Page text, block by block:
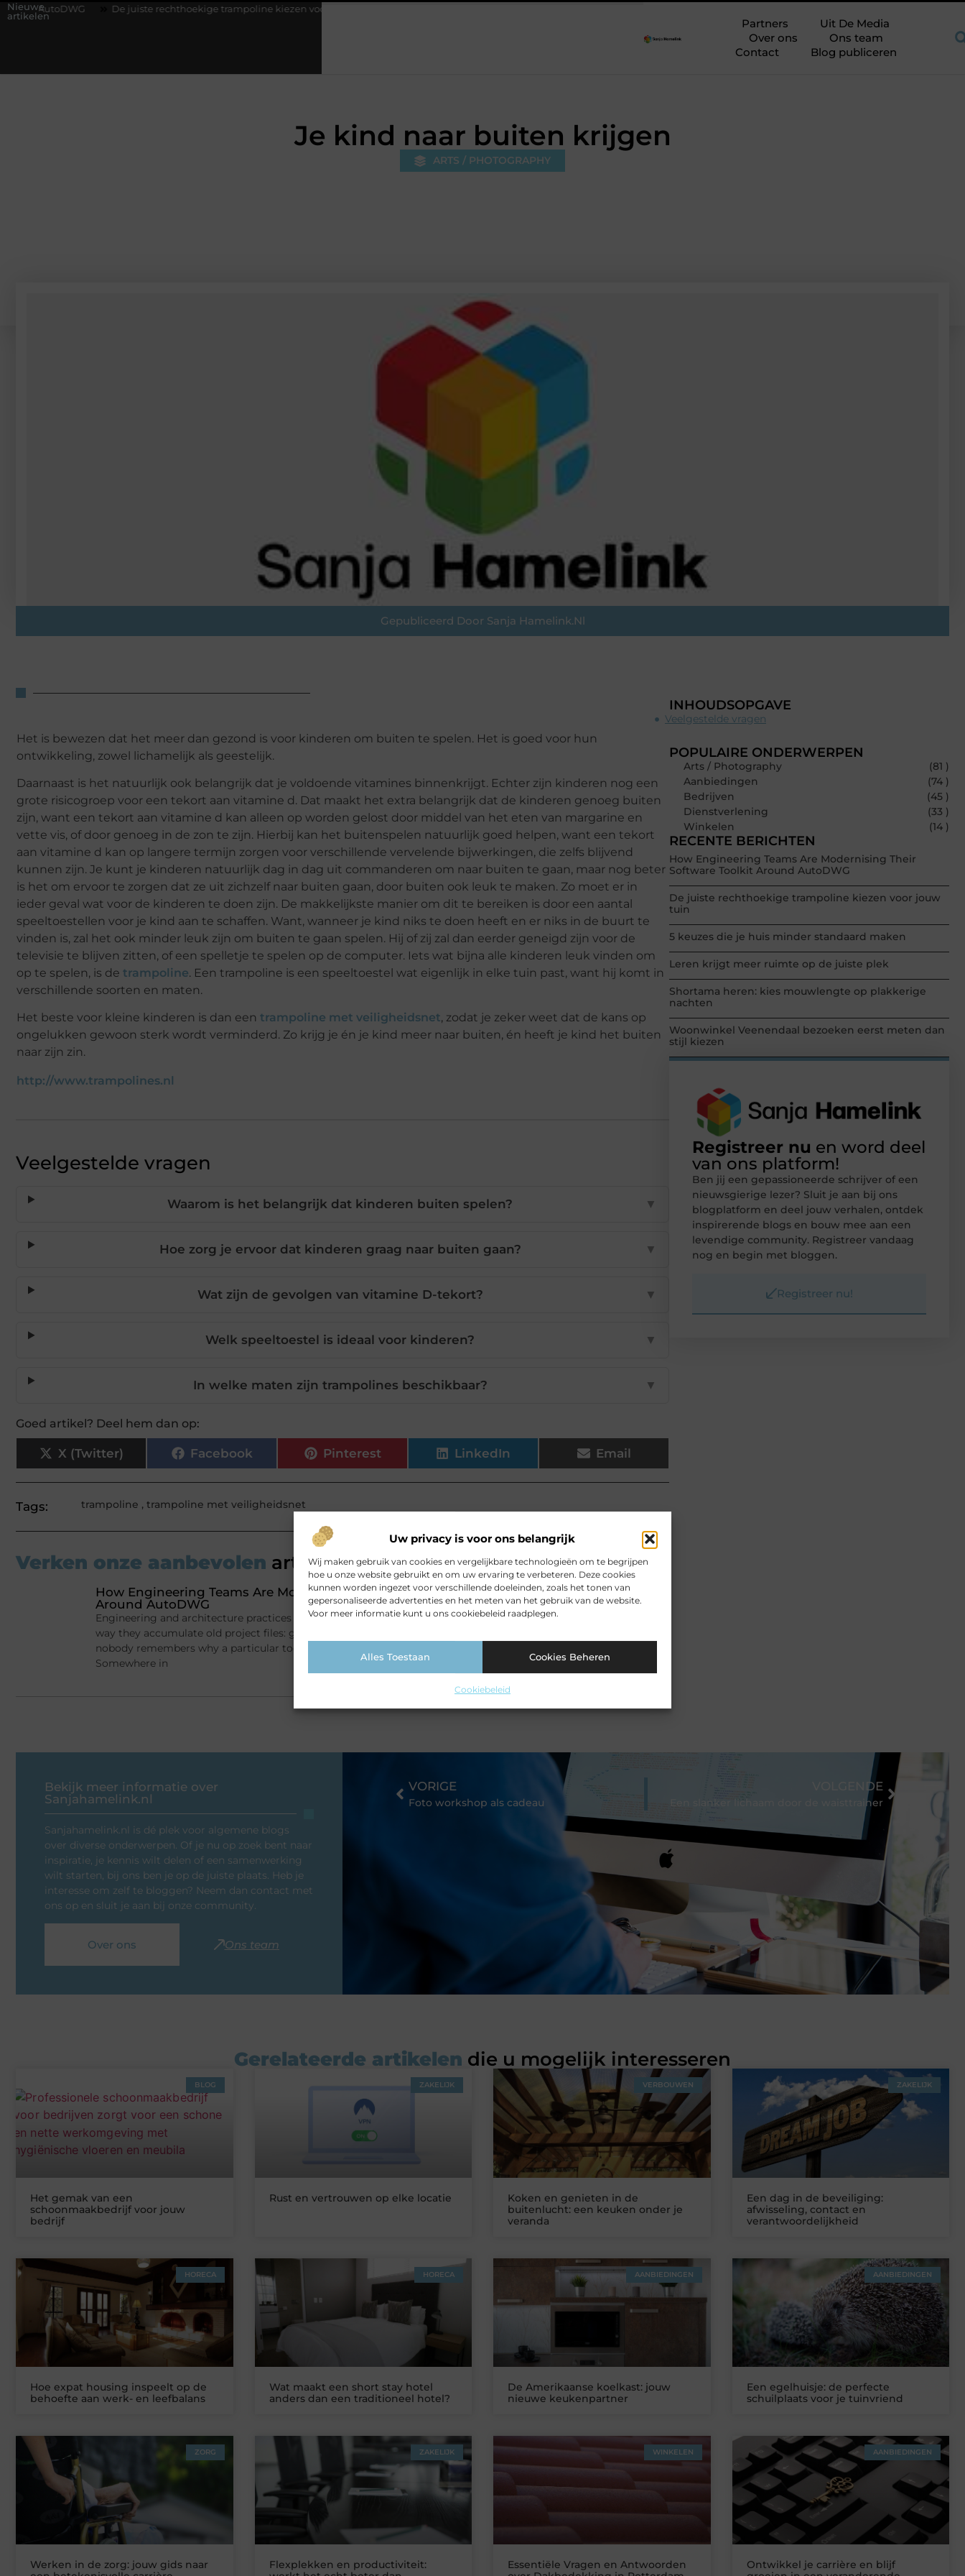
Uw privacy is voor ons belangrijk
Wij maken gebruik van cookies en vergelijkbare technologieën om te begrijpen
hoe u onze website gebruikt en om uw ervaring te verbeteren. Deze cookies
kunnen worden ingezet voor verschillende doeleinden, zoals het tonen van
gepersonaliseerde advertenties en het meten van het gebruik van de website.
Voor meer informatie kunt u ons cookiebeleid raadplegen.
Alles Toestaan Cookies Beheren
Cookiebeleid
Nieuwe
artikelen
De juiste rechthoekige trampoline kiezen voor jouw tuin 5 keuzes die je huis minder standaard maken
Partners
Uit De Media
Over ons
Ons team
Contact
Blog publiceren
Je kind naar buiten krijgen
ARTS / PHOTOGRAPHY
Gepubliceerd Door Sanja Hamelink.nl
Het is bewezen dat het meer dan gezond is voor kinderen om buiten te spelen. Het is goed voor hun
ontwikkeling, zowel lichamelijk als geestelijk.
Daarnaast is het natuurlijk ook belangrijk dat je voldoende vitamines binnenkrijgt. Echter zijn kinderen nog een
grote risicogroep voor een tekort aan vitamine d. Dat maakt het extra belangrijk dat de kinderen genoeg buiten
zijn, want een tekort aan vitamine d kan alleen op worden gelost door middel van het eten van margarine en
vette vis, of door genoeg in de zon te zijn. Hierbij kan het buitenspelen natuurlijk goed helpen, want een tekort
aan vitamine d kan op langere termijn zorgen voor verschillende vervelende bijwerkingen, die zelfs blijvend
kunnen zijn. Je kunt je kinderen natuurlijk dag in dag uit commanderen om naar buiten te gaan, maar nog beter
is het om ervoor te zorgen dat ze uit zichzelf naar buiten gaan, door buiten ook leuk te maken. Zo moet er in
ieder geval wat voor de kinderen te doen zijn. De makkelijkste manier om dit te bereiken is door een aantal
speeltoestellen voor je kind aan te schaffen. Want, wanneer je kind niks te doen heeft en er niks in de buurt te
vinden is, zal het ook minder leuk zijn om buiten te gaan spelen. Hij of zij zal dan eerder geneigd zijn voor de
televisie te blijven zitten, of een spelletje te spelen op de computer. Iets wat bijna alle kinderen leuk vinden om
op te spelen, is de trampoline. Een trampoline is een speeltoestel wat eigenlijk in elke tuin past, want hij komt in
verschillende soorten en maten.
Het beste voor kleine kinderen is dan een trampoline met veiligheidsnet, zodat je zeker weet dat de kans op
ongelukken gewoon sterk wordt verminderd. Zo krijg je én je kind meer naar buiten, én heeft je kind het buiten
naar zijn zin.
http://www.trampolines.nl
Veelgestelde vragen
Waarom is het belangrijk dat kinderen buiten spelen? ▼
Hoe zorg je ervoor dat kinderen graag naar buiten gaan? ▼
Wat zijn de gevolgen van vitamine D-tekort? ▼
Welk speeltoestel is ideaal voor kinderen? ▼
In welke maten zijn trampolines beschikbaar? ▼
Goed artikel? Deel hem dan op:
X (Twitter) Facebook Pinterest LinkedIn Email
Tags: trampoline , trampoline met veiligheidsnet
Verken onze aanbevolen artikelen voor jou.
How Engineering Teams Are Modernising Their Software Toolkit
Around AutoDWG
Engineering and architecture practices tend to accumulate software the same
way they accumulate old project files: gradually, without much planning, until
nobody remembers why a particular tool got installed in the first place.
Somewhere in
INHOUDSOPGAVE
Veelgestelde vragen
POPULAIRE ONDERWERPEN
Arts / Photography
(81 )
Aanbiedingen
(74 )
Bedrijven
(45 )
Dienstverlening
(33 )
Winkelen
(14 )
RECENTE BERICHTEN
How Engineering Teams Are Modernising Their
Software Toolkit Around AutoDWG
De juiste rechthoekige trampoline kiezen voor jouw
tuin
5 keuzes die je huis minder standaard maken
Leren krijgt meer ruimte op de juiste plek
Shortama heren: kies mouwlengte op plakkerige
nachten
Woonwinkel Veenendaal bezoeken eerst meten dan
stijl kiezen
Registreer nu en word deel
van ons platform!
Ben jij een gepassioneerde schrijver of een
nieuwsgierige lezer? Sluit je aan bij ons
blogplatform en deel jouw verhalen, ontdek
inspirerende blogs en bouw mee aan een
levendige community. Registreer vandaag
nog en begin met bloggen.
Registreer nu!
Bekijk meer informatie over
Sanjahamelink.nl
Sanjahamelink.nl is dé plek voor algemene blogs
over diverse onderwerpen. Of je nu op zoek bent naar
inspiratie, je kennis wilt delen of een samenwerking
wilt starten, bij ons ben je op de juiste plaats. Heb je
interesse om zelf te bloggen? Neem dan contact met
ons op en sluit je aan bij onze community.
Over ons Ons team
VORIGE
Foto workshop als cadeau
VOLGENDE
Een slanker lichaam door de waisttrainer
Gerelateerde artikelen die u mogelijk interesseren
BLOG
Het gemak van een
schoonmaakbedrijf voor jouw
bedrijf
ZAKELIJK
Rust en vertrouwen op elke locatie
VERBOUWEN
Koken en genieten in de
buitenlucht: een keuken onder je
veranda
ZAKELIJK
Een dag in de beveiliging:
afwisseling, contact en
verantwoordelijkheid
HORECA
Hoe expat housing inspeelt op de
behoefte aan werk- en leefbalans
HORECA
Wat maakt een short stay hotel
anders dan een traditioneel hotel?
AANBIEDINGEN
De Amerikaanse koelkast: jouw
nieuwe keukenpartner
AANBIEDINGEN
Een egelhuisje: de perfecte
schuilplaats voor je tuinvriend
ZORG
Werken in de zorg: jouw gids naar
ZAKELIJK
Flexplekken en productiviteit:
WINKELEN
Essentiële Vragen en Antwoorden
AANBIEDINGEN
Ontwikkel je carrière en blijf